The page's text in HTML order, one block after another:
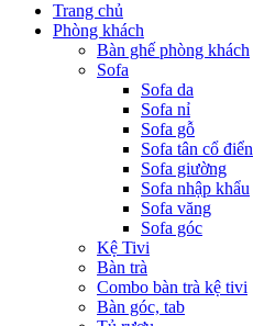
Trang chủ
Phòng khách
Bàn ghế phòng khách
Sofa
Sofa da
Sofa nỉ
Sofa gỗ
Sofa tân cổ điển
Sofa giường
Sofa nhập khẩu
Sofa văng
Sofa góc
Kệ Tivi
Bàn trà
Combo bàn trà kệ tivi
Bàn góc, tab